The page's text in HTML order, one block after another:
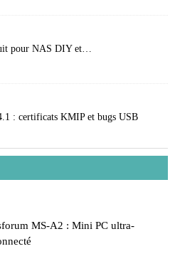
pour NAS DIY et…
: certificats KMIP et bugs USB
MS-A2 : Mini PC ultra-